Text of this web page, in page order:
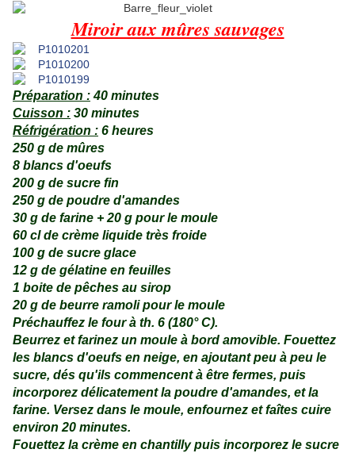
Miroir aux mûres sauvages
Préparation :40 minutes
Cuisson : 30 minutes
Réfrigération : 6 heures
250 g de mûres
8 blancs d'oeufs
200 g de sucre fin
250 g de poudre d'amandes
30 g de farine + 20 g pour le moule
60 cl de crème liquide très froide
100 g de sucre glace
12 g de gélatine en feuilles
1 boite de pêches au sirop
20 g de beurre ramoli pour le moule
Préchauffez le four à th. 6 (180° C).
Beurrez et farinez un moule à bord amovible. Fouettez
les blancs d'oeufs en neige, en ajoutant peu à peu le
sucre, dés qu'ils commencent à être fermes, puis
incorporez délicatement la poudre d'amandes, et la
farine. Versez dans le moule, enfournez et faîtes cuire
environ 20 minutes.
Fouettez la crème en chantilly puis incorporez le sucre